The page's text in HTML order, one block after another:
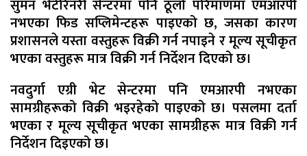
सुमन भेटेरिनरी सेन्टरमा पनि ठूलो परिमाणमा एमआरपी
नभएका फिड सप्लिमेन्टहरू पाइएको छ, जसका कारण
प्रशासनले यस्ता वस्तुहरू विक्री गर्न नपाइने र मूल्य सूचीकृत
भएका वस्तुहरू मात्र विक्री गर्न निर्देशन दिएको छ।
नवदुर्गा एग्री भेट सेन्टरमा पनि एमआरपी नभएका
सामग्रीहरूको विक्री भइरहेको पाइएको छ। पसलमा दर्ता
भएका र मूल्य सूचीकृत भएका सामग्रीहरू मात्र विक्री गर्न
निर्देशन दिइएको छ।